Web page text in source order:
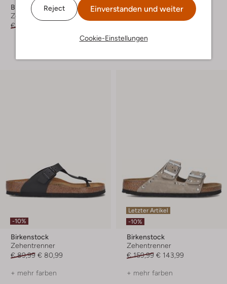
Reject Einverstanden und weiter
Cookie-Einstellungen
Birkenstock
Zehentrenner
€ 69,99
Birkenstock
+ mehr farben
-10%
Birkenstock
Zehentrenner
€ 89,99 € 80,99
+ mehr farben
Letzter Artikel
-10%
Birkenstock
Zehentrenner
€ 159,99 € 143,99
+ mehr farben